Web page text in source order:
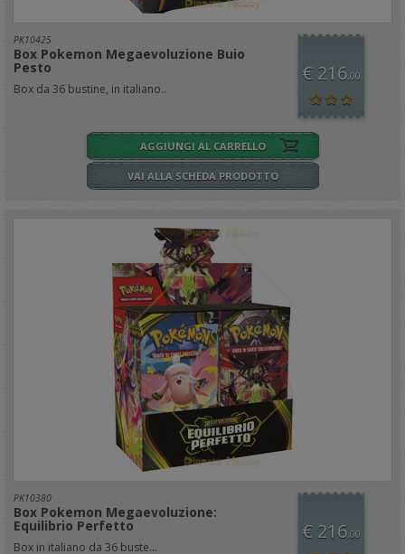
PK10425
Box Pokemon Megaevoluzione Buio
Pesto
Box da 36 bustine, in italiano..
€ 216,00
AGGIUNGI AL CARRELLO
VAI ALLA SCHEDA PRODOTTO
PK10380
Box Pokemon Megaevoluzione:
Equilibrio Perfetto
Box in italiano da 36 buste...
€ 216,00